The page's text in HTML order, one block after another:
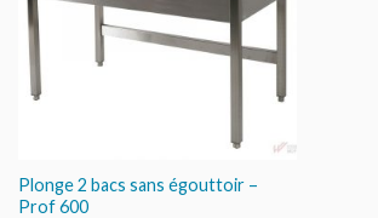
Plonge 2 bacs sans égouttoir –
Prof 600